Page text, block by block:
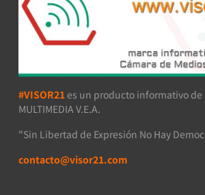
#VISOR21 es un producto informativo de
MULTIMEDIA V.E.A.
"Sin Libertad de Expresión No Hay
contacto@visor21.com